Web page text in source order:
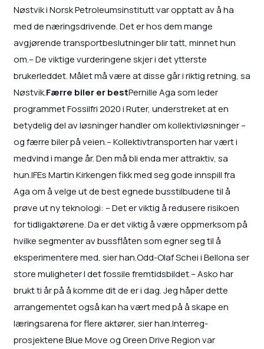
Nøstvik i Norsk Petroleumsinstitutt var opptatt av å ha
med de næringsdrivende. Det er hos dem mange
avgjørende transportbeslutninger blir tatt, minnet hun
om.– De viktige vurderingene skjer i det ytterste
brukerleddet. Målet må være at disse går i riktig retning, sa
Nøstvik.Færre biler er bestPernille Aga som leder
programmet Fossilfri 2020 i Ruter, understreket at en
betydelig del av løsninger handler om kollektivløsninger –
og færre biler på veien.– Kollektivtransporten har vært i
medvind i mange år. Den må bli enda mer attraktiv, sa
hun.IFEs Martin Kirkengen fikk med seg gode innspill fra
Aga om å velge ut de best egnede busstilbudene til å
prøve ut ny teknologi: – Det er viktig å redusere risikoen
for tidligaktørene. Da er det viktig å være oppmerksom på
hvilke segmenter av bussflåten som egner seg til å
eksperimentere med, sier han.Odd-Olaf Schei i Bellona ser
store muligheter I det fossile fremtidsbildet.– Asko har
brukt ti år på å komme dit de er i dag. Jeg håper dette
arrangementet også kan ha vært med på å skape en
læringsarena for flere aktører, sier han.Interreg-
prosjektene Blue Move og Green Drive Region var